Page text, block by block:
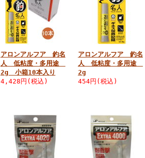
アロンアルフア 釣名
人 低粘度・多用途
2g 小箱10本入り
4,428円(税込)
アロンアルフア 釣名
人 低粘度・多用途
2g
454円(税込)